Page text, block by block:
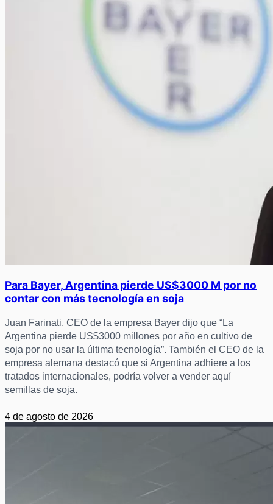
Para Bayer, Argentina pierde US$3000 M por no
contar con más tecnología en soja
Juan Farinati, CEO de la empresa Bayer dijo que “La
Argentina pierde US$3000 millones por año en cultivo de
soja por no usar la última tecnología”. También el CEO de la
empresa alemana destacó que si Argentina adhiere a los
tratados internacionales, podría volver a vender aquí
semillas de soja.
4 de agosto de 2026